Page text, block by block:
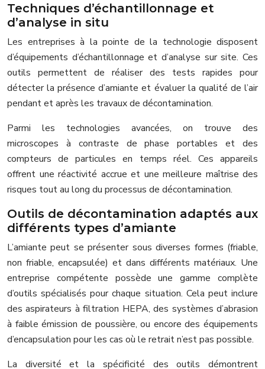
Techniques d’échantillonnage et
d’analyse in situ
Les entreprises à la pointe de la technologie disposent
d’équipements d’échantillonnage et d’analyse sur site. Ces
outils permettent de réaliser des tests rapides pour
détecter la présence d’amiante et évaluer la qualité de l’air
pendant et après les travaux de décontamination.
Parmi les technologies avancées, on trouve des
microscopes à contraste de phase portables et des
compteurs de particules en temps réel. Ces appareils
offrent une réactivité accrue et une meilleure maîtrise des
risques tout au long du processus de décontamination.
Outils de décontamination adaptés aux
différents types d’amiante
L’amiante peut se présenter sous diverses formes (friable,
non friable, encapsulée) et dans différents matériaux. Une
entreprise compétente possède une gamme complète
d’outils spécialisés pour chaque situation. Cela peut inclure
des aspirateurs à filtration HEPA, des systèmes d’abrasion
à faible émission de poussière, ou encore des équipements
d’encapsulation pour les cas où le retrait n’est pas possible.
La diversité et la spécificité des outils démontrent